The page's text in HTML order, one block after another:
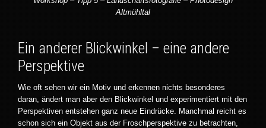
Altmühltal
Ein anderer Blickwinkel – eine andere
Perspektive
Wie oft sehen wir ein Motiv und erkennen nichts besonderes
daran, ändert man aber den Blickwinkel und experimentiert mit den
Perspektiven entstehen ganz neue Eindrücke. Manchmal reicht es
schon sich ein Objekt aus der Froschperspektive zu betrachten,